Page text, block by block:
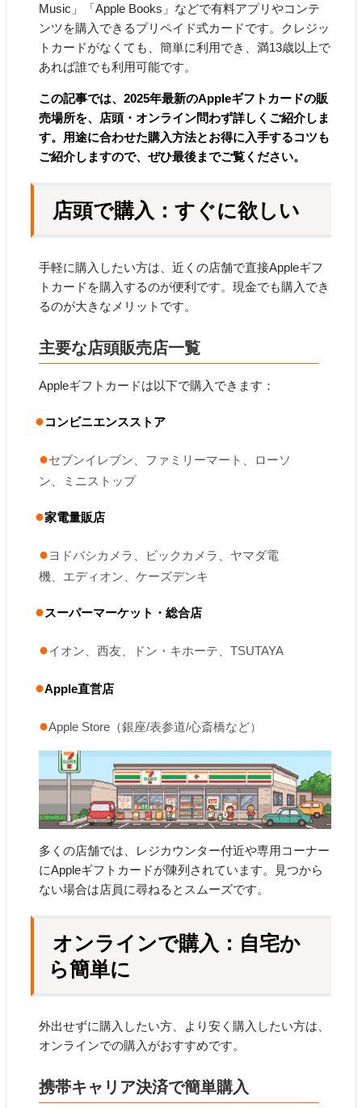
Music」「Apple Books」などで有料アプリやコンテ
ンツを購入できるプリペイド式カードです。クレジッ
トカードがなくても、簡単に利用でき、満13歳以上で
あれば誰でも利用可能です。
この記事では、2025年最新のAppleギフトカードの販
売場所を、店頭・オンライン問わず詳しくご紹介しま
す。用途に合わせた購入方法とお得に入手するコツも
ご紹介しますので、ぜひ最後までご覧ください。
店頭で購入：すぐに欲しい
手軽に購入したい方は、近くの店舗で直接Appleギフ
トカードを購入するのが便利です。現金でも購入でき
るのが大きなメリットです。
主要な店頭販売店一覧
Appleギフトカードは以下で購入できます：
コンビニエンスストア
セブンイレブン、ファミリーマート、ローソ
ン、ミニストップ
家電量販店
ヨドバシカメラ、ビックカメラ、ヤマダ電
機、エディオン、ケーズデンキ
スーパーマーケット・総合店
イオン、西友、ドン・キホーテ、TSUTAYA
Apple直営店
Apple Store（銀座/表参道/心斎橋など）
多くの店舗では、レジカウンター付近や専用コーナー
にAppleギフトカードが陳列されています。見つから
ない場合は店員に尋ねるとスムーズです。
オンラインで購入：自宅か
ら簡単に
外出せずに購入したい方、より安く購入したい方は、
オンラインでの購入がおすすめです。
携帯キャリア決済で簡単購入